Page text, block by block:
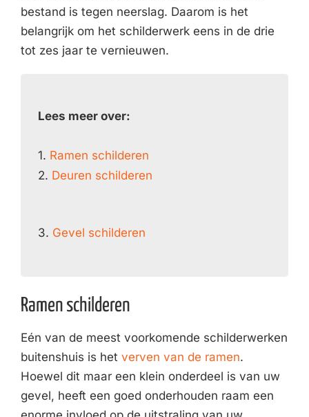
bestand is tegen neerslag. Daarom is het
belangrijk om het schilderwerk eens in de drie
tot zes jaar te vernieuwen.
Lees meer over:
1. Ramen schilderen
2. Deuren schilderen
3. Gevel schilderen
Ramen schilderen
Eén van de meest voorkomende schilderwerken
buitenshuis is het verven van de ramen.
Hoewel dit maar een klein onderdeel is van uw
gevel, heeft een goed onderhouden raam een